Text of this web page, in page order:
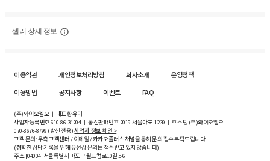
셀러 상세 정보
이용약관 개인정보처리방침 회사소개
운영정책
이용방법
공지사항 이벤트 FAQ
(주)와이오엘오 ㅣ 대표 황유미
사업자등록번호610-86-34204ㅣ 통신판매번호 2019-서울마포-1239 ㅣ 호스팅 (주)와이오엘오
070-8676-8799 (발신 전용)사업자 정보 확인 >
고객 문의: 우측 고객센터 / 이메일 / 카카오플러스 채널을 통해 문의 접수 부탁드립니다.
(정확한 상담 기록을 위해 유선상 문의는 접수받고 있지 않습니다)
주소 [04004] 서울특별시 마포구 월드컵로10길5-6